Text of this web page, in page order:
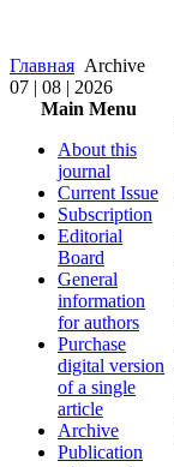
Главная Archive
07 | 08 | 2026
Main Menu
About this
journal
Current Issue
Subscription
Editorial
Board
General
information
for authors
Purchase
digital version
of a single
article
Archive
Publication